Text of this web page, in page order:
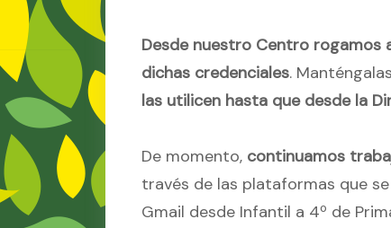
Desde nuestro Centro rogamos
dichas credenciales.
las utilicen hasta que desde la
De momento, continuamos
través de las plataformas que
Gmail desde Infantil a 4º de